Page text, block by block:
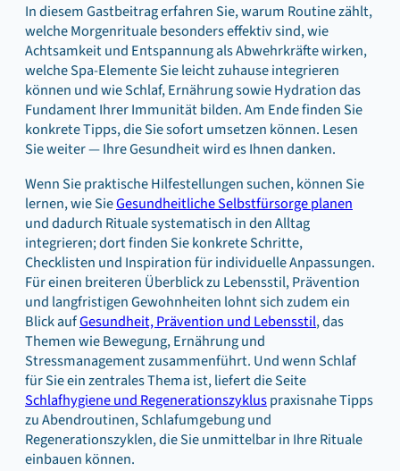
In diesem Gastbeitrag erfahren Sie, warum Routine zählt,
welche Morgenrituale besonders effektiv sind, wie
Achtsamkeit und Entspannung als Abwehrkräfte wirken,
welche Spa-Elemente Sie leicht zuhause integrieren
können und wie Schlaf, Ernährung sowie Hydration das
Fundament Ihrer Immunität bilden. Am Ende finden Sie
konkrete Tipps, die Sie sofort umsetzen können. Lesen
Sie weiter — Ihre Gesundheit wird es Ihnen danken.
Wenn Sie praktische Hilfestellungen suchen, können Sie
lernen, wie SieGesundheitliche Selbstfürsorge planen
und dadurch Rituale systematisch in den Alltag
integrieren; dort finden Sie konkrete Schritte,
Checklisten und Inspiration für individuelle Anpassungen.
Für einen breiteren Überblick zu Lebensstil, Prävention
und langfristigen Gewohnheiten lohnt sich zudem ein
Blick aufGesundheit, Prävention und Lebensstil, das
Themen wie Bewegung, Ernährung und
Stressmanagement zusammenführt. Und wenn Schlaf
für Sie ein zentrales Thema ist, liefert die Seite
Schlafhygiene und Regenerationszykluspraxisnahe Tipps
zu Abendroutinen, Schlafumgebung und
Regenerationszyklen, die Sie unmittelbar in Ihre Rituale
einbauen können.